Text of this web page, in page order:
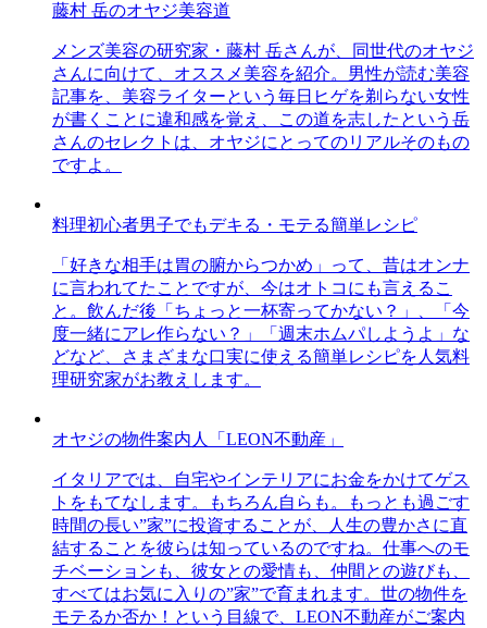
藤村 岳のオヤジ美容道
メンズ美容の研究家・藤村 岳さんが、同世代のオヤジ
さんに向けて、オススメ美容を紹介。男性が読む美容
記事を、美容ライターという毎日ヒゲを剃らない女性
が書くことに違和感を覚え、この道を志したという岳
さんのセレクトは、オヤジにとってのリアルそのもの
ですよ。
料理初心者男子でもデキる・モテる簡単レシピ
「好きな相手は胃の腑からつかめ」って、昔はオンナ
に言われてたことですが、今はオトコにも言えるこ
と。飲んだ後「ちょっと一杯寄ってかない？」、「今
度一緒にアレ作らない？」「週末ホムパしようよ」な
どなど、さまざまな口実に使える簡単レシピを人気料
理研究家がお教えします。
オヤジの物件案内人「LEON不動産」
イタリアでは、自宅やインテリアにお金をかけてゲス
トをもてなします。もちろん自らも。もっとも過ごす
時間の長い”家”に投資することが、人生の豊かさに直
結することを彼らは知っているのですね。仕事へのモ
チベーションも、彼女との愛情も、仲間との遊びも、
すべてはお気に入りの”家”で育まれます。世の物件を
モテるか否か！という目線で、LEON不動産がご案内